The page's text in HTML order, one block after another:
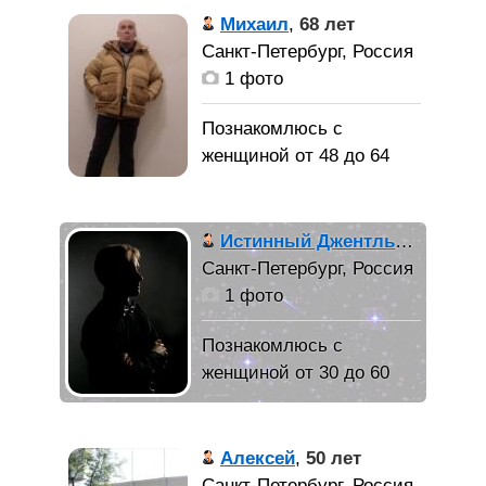
жизненных
обстоятельствах.
для Души и Тела
приложу усилия для
создания новой хорошей
семьи
Свободную,
близкую по духу,
Михаил, 68 лет
Санкт-Петербург, Россия
1 фото
Познакомлюсь с
женщиной от 48 до 64
Теперь живу в
Санкт-Петербурге в
новой однушке...
Журналист, художник-
фотограф, публикую
материалы на
социальных сайтах....
женщину.
Истинный Джентльмен
Санкт-Петербург, Россия
1 фото
Познакомлюсь с
женщиной от 30 до 60
лет
«he is The One»
(Morpheus). ПРОЛОГ:
Алексей, 50 лет